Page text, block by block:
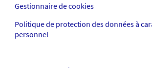
Gestionnaire de cookies
Politique de protection des données à
personnel